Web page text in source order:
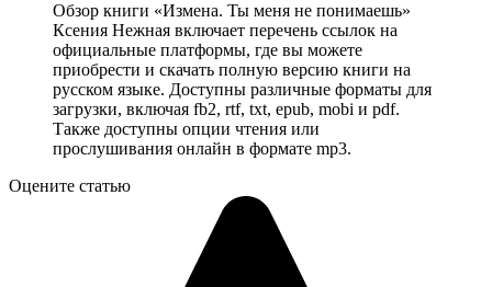
Обзор книги «Измена. Ты меня не понимаешь»
Ксения Нежная включает перечень ссылок на
официальные платформы, где вы можете
приобрести и скачать полную версию книги на
русском языке. Доступны различные форматы для
загрузки, включая fb2, rtf, txt, epub, mobi и pdf.
Также доступны опции чтения или
прослушивания онлайн в формате mp3.
Оцените статью